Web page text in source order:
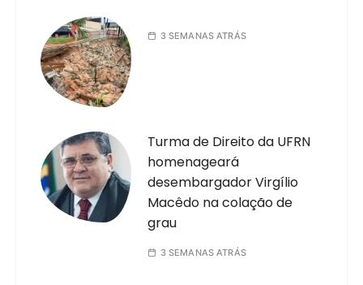
3 SEMANAS ATRÁS
Turma de Direito da UFRN
homenageará
desembargador Virgílio
Macêdo na colação de
grau
3 SEMANAS ATRÁS